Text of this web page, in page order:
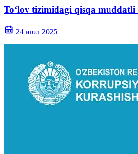
To‘lov tizimidagi qisqa
24 июл 2025